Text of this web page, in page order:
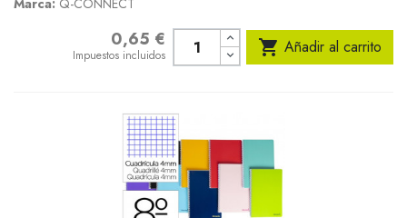
Marca: Q-CONNECT
0,65 €
Impuestos incluidos  Añadir al carrito